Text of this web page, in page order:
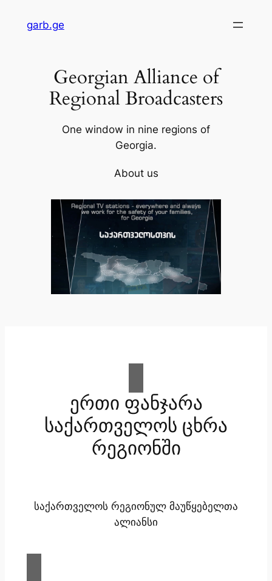
garb.ge
Georgian Alliance of
Regional Broadcasters
One window in nine regions of
Georgia.
About us
ერთი ფანჯარა
საქართველოს ცხრა
რეგიონში
საქართველოს რეგიონულ მაუწყებელთა
ალიანსი